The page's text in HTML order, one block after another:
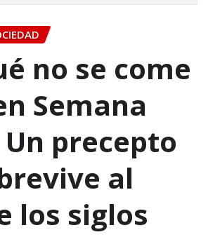
no se come
Semana
precepto
al
los siglos